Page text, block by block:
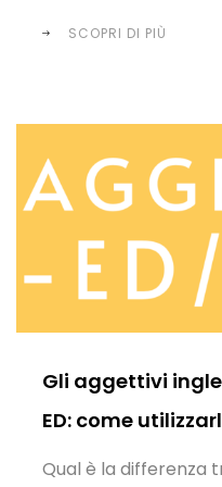
SCOPRI DI PIÙ
Gli aggettivi
ED: come
Qual è la differenza